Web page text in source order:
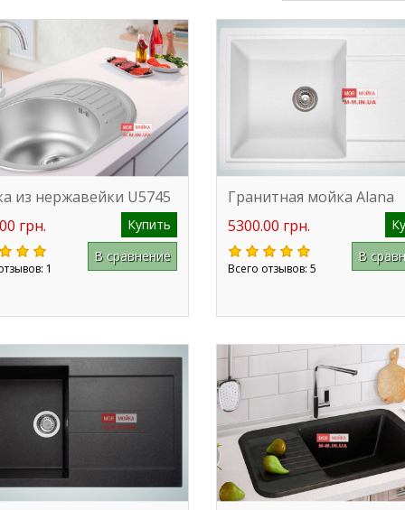
из нержавейки U5745
грн.
Купить
1
В сравнение
Гранитная мойка Alana
5300.00 грн.
Всего отзывов: 5
В